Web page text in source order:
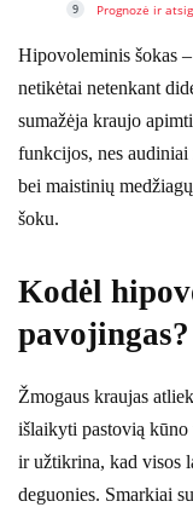
Prognozė ir
Hipovoleminis šokas
netikėtai netenkant
sumažėja kraujo
funkcijos, nes audiniai
bei maistinių
šoku.
Kodėl
pavojingas?
Žmogaus kraujas
išlaikyti pastovią kūno
ir užtikrina, kad visos
deguonies. Smarkiai